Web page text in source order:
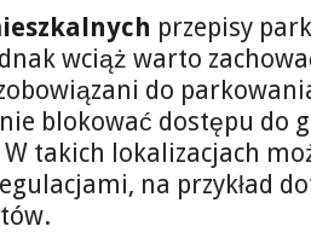
przepisy
wciąż warto
do
blokować dostępu do
takich lokalizacjach
na przykład